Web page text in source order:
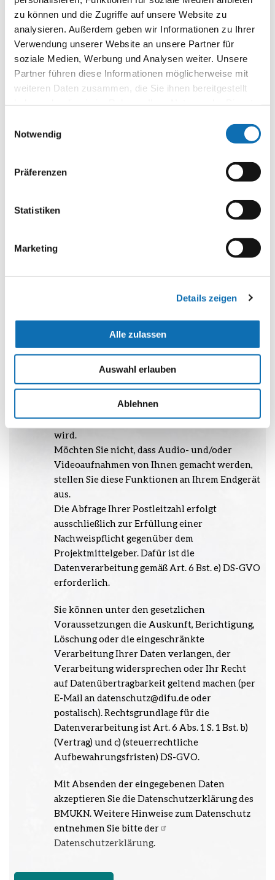
zu können und die Zugriffe auf unsere Website zu
analysieren. Außerdem geben wir Informationen zu Ihrer
Verwendung unserer Website an unsere Partner für
soziale Medien, Werbung und Analysen weiter. Unsere
Partner führen diese Informationen möglicherweise mit
weiteren Daten zusammen, die Sie ihnen bereitgestellt
Notwendig
Präferenzen
Statistiken
Marketing
Details zeigen
Alle zulassen
Auswahl erlauben
Ablehnen
bitte der Datenschutzerklärung.
Datenschutzhinweis*
Zustimmung zur Datenverarbeitung
Im Auftrag des BMUKN verarbeitet die Agentur
für kommunalen Klimaschutz am Difu Ihre bei
erhobenen Daten nur zur Organisation,
Während eines Webinars werden die Angaben
Video- und/oder Textaufnahmen von Ihnen
sehen, zu hören und/oder Ihre
Teilnahme an der Veranstaltung willigen Sie
darin ein, dass die benannten Daten von Ihnen
Abwicklung der Veranstaltung verarbeitet
werden. Eine Speicherung und eine
nachträgliche Weiterverarbeitung finden nicht
statt sofern das Webinar nicht aufgezeichnet
wird.
Möchten Sie nicht, dass Audio- und/oder
Videoaufnahmen von Ihnen gemacht werden,
stellen Sie diese Funktionen an Ihrem Endgerät
aus.
Die Abfrage Ihrer Postleitzahl erfolgt
ausschließlich zur Erfüllung einer
Nachweispflicht gegenüber dem
Projektmittelgeber. Dafür ist die
Datenverarbeitung gemäß Art. 6 Bst. e) DS-GVO
erforderlich.
Sie können unter den gesetzlichen
Voraussetzungen die Auskunft, Berichtigung,
Löschung oder die eingeschränkte
Verarbeitung Ihrer Daten verlangen, der
Verarbeitung widersprechen oder Ihr Recht
auf Datenübertragbarkeit geltend machen (per
E-Mail an datenschutz@difu.de oder
postalisch). Rechtsgrundlage für die
Datenverarbeitung ist Art. 6 Abs. 1 S. 1 Bst. b)
(Vertrag) und c) (steuerrechtliche
Aufbewahrungsfristen) DS-GVO.
Mit Absenden der eingegebenen Daten
akzeptieren Sie die Datenschutzerklärung des
BMUKN. Weitere Hinweise zum Datenschutz
entnehmen Sie bitte der
Datenschutzerklärung.